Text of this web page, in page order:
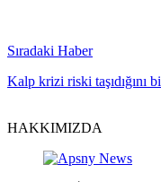
Sıradaki Haber
Kalp krizi riski taşıdığını
HAKKIMIZDA